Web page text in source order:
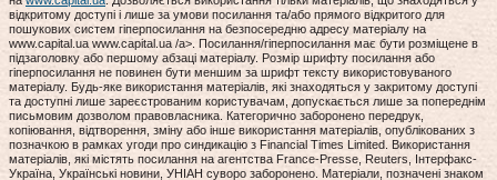
відкритому доступі і лише за умови посилання та/або прямого відкритого для
пошукових систем гіперпосилання на безпосередню адресу матеріалу на
www.capital.ua www.capital.ua /a>. Посилання/гіперпосилання має бути розміщене в
підзаголовку або першому абзаці матеріалу. Розмір шрифту посилання або
гіперпосилання не повинен бути меншим за шрифт тексту використовуваного
матеріалу. Будь-яке використання матеріалів, які знаходяться у закритому доступі
та доступні лише зареєстрованим користувачам, допускається лише за попереднім
письмовим дозволом правовласника. Категорично заборонено передрук,
копіювання, відтворення, зміну або інше використання матеріалів, опублікованих з
позначкою в рамках угоди про синдикацію з Financial Times Limited. Використання
матеріалів, які містять посилання на агентства France-Presse, Reuters, Інтерфакс-
Україна, Українські новини, УНІАН суворо заборонено. Матеріали, позначені знаком